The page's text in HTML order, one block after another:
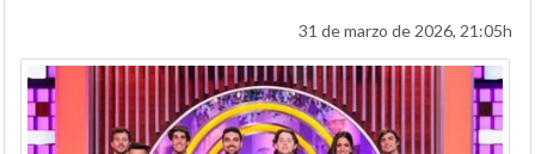
31 de marzo de 2026, 21:05h